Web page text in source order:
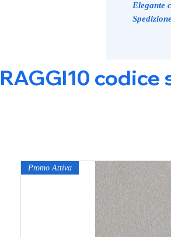
Elegante
RAGGI10
Promo Attiva